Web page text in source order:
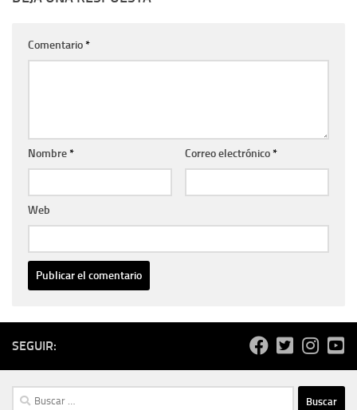
Comentario*
Nombre* Correo electrónico*
Web
SEGUIR:
Buscar: